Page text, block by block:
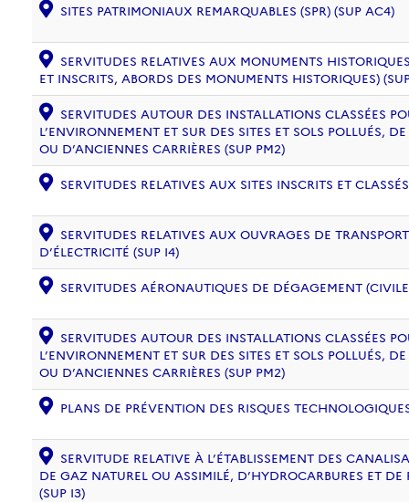
SITES PATRIMONIAUX REMARQUABLES (SPR) (SUP AC4)
SERVITUDES RELATIVES AUX MONUMENTS
ET INSCRITS, ABORDS DES MONUMENTS HISTORIQUES)
SERVITUDES AUTOUR DES INSTALLATIONS CLASSÉES
L’ENVIRONNEMENT ET SUR DES SITES ET SOLS POLLUÉS,
OU D’ANCIENNES CARRIÈRES (SUP PM2)
SERVITUDES RELATIVES AUX SITES INSCRITS ET
SERVITUDES RELATIVES AUX OUVRAGES DE
D’ÉLECTRICITÉ (SUP I4)
SERVITUDES AÉRONAUTIQUES DE DÉGAGEMENT
SERVITUDES AUTOUR DES INSTALLATIONS CLASSÉES
L’ENVIRONNEMENT ET SUR DES SITES ET SOLS POLLUÉS,
OU D’ANCIENNES CARRIÈRES (SUP PM2)
PLANS DE PRÉVENTION DES RISQUES
SERVITUDE RELATIVE À L’ÉTABLISSEMENT DES
DE GAZ NATUREL OU ASSIMILÉ, D’HYDROCARBURES ET
(SUP I3)